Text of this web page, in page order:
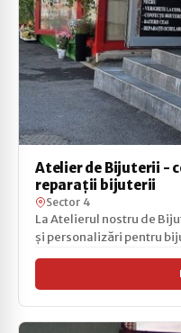
Atelier de Bijuterii -
reparații bijuterii
Sector 4
La Atelierul nostru de
și personalizări pentru